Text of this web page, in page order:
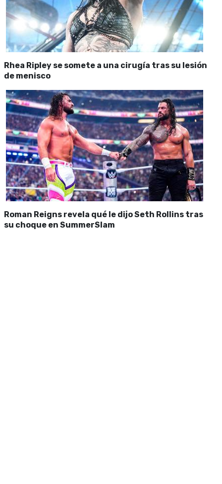
Rhea Ripley se somete a una cirugía tras su lesión
de menisco
Roman Reigns revela qué le dijo Seth Rollins tras
su choque en SummerSlam